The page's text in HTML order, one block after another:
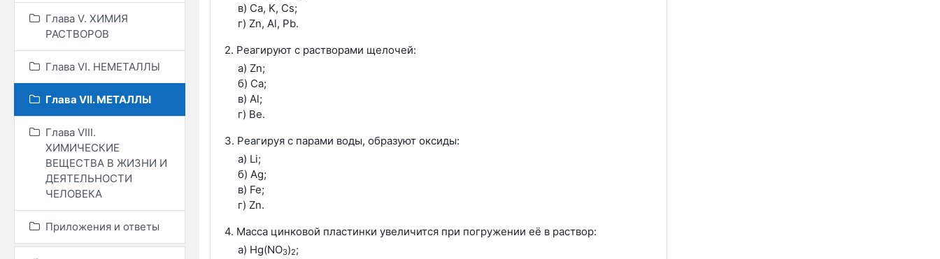
Глава V. ХИМИЯ
РАСТВОРОВ
Глава VI. НЕМЕТАЛЛЫ
Глава VII. МЕТАЛЛЫ
Глава VIII.
ХИМИЧЕСКИЕ
ВЕЩЕСТВА В ЖИЗНИ И
ДЕЯТЕЛЬНОСТИ
ЧЕЛОВЕКА
Приложения и ответы
в) Cа, K, Cs;
г) Zn, Al, Pb.
2. Реагируют с растворами щелочей:
а) Zn;
б) Ca;
в) Al;
г) Be.
3. Реагируя с парами воды, образуют оксиды:
а) Li;
б) Ag;
в) Fe;
г) Zn.
4. Масса цинковой пластинки увеличится при погружении её в раствор:
а) Hg(NO3)2;